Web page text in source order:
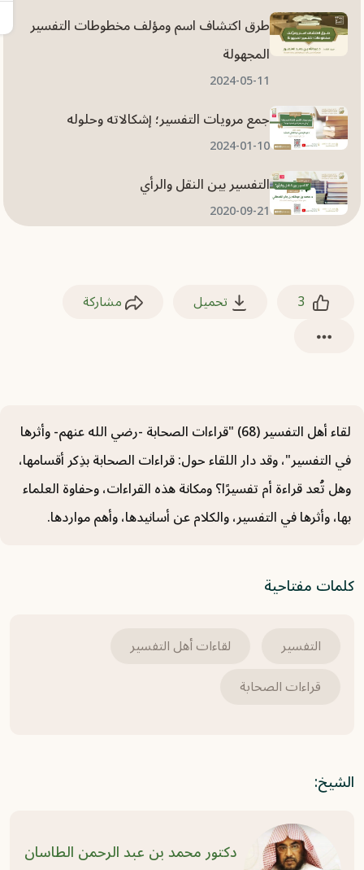
طرق اكتشاف اسم ومؤلف مخطوطات التفسير
المجهولة
2024-05-11
جمع مرويات التفسير؛ إشكالاته وحلوله
2024-01-10
التفسير بين النقل والرأي
2020-09-21
مصاحف الصحابة رضي الله عنهم
تجربتي مع التفسير
2020-06-13
نظرات عقدية في كتب التفسير
3 تحميل مشاركة
لقاء أهل التفسير (68) "قراءات الصحابة -رضي الله عنهم- وأثرها
في التفسير"، وقد دار اللقاء حول: قراءات الصحابة بذِكر أقسامها،
وهل تُعد قراءة أم تفسيرًا؟ ومكانة هذه القراءات، وحفاوة العلماء
بها، وأثرها في التفسير، والكلام عن أسانيدها، وأهم مواردها.
كلمات مفتاحية
التفسير
لقاءات أهل التفسير
قراءات الصحابة
الشيخ:
دكتور محمد بن عبد الرحمن الطاسان